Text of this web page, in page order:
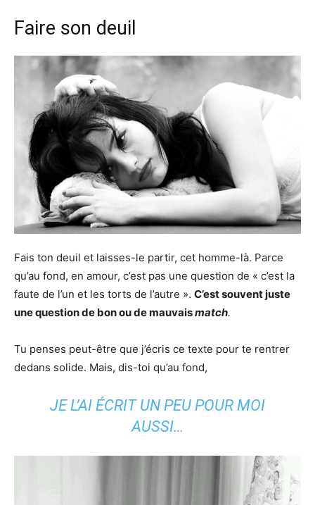
Faire son deuil
Fais ton deuil et laisses-le partir, cet homme-là. Parce
qu’au fond, en amour, c’est pas une question de « c’est la
faute de l’un et les torts de l’autre ». C’est souvent juste
une question de bon ou de mauvaismatch.
Tu penses peut-être que j’écris ce texte pour te rentrer
dedans solide. Mais, dis-toi qu’au fond,
JE L’AI ÉCRIT UN PEU POUR MOI
AUSSI…